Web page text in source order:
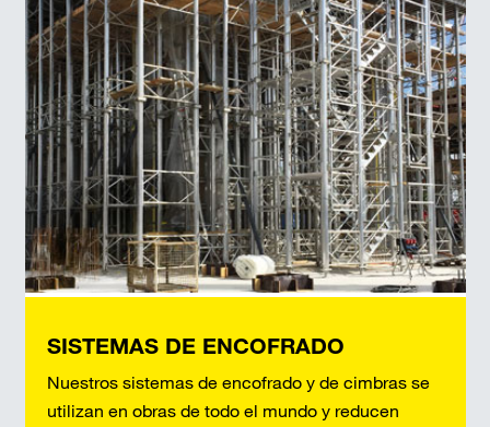
SISTEMAS DE ENCOFRADO
Nuestros sistemas de encofrado y de cimbras se
utilizan en obras de todo el mundo y reducen